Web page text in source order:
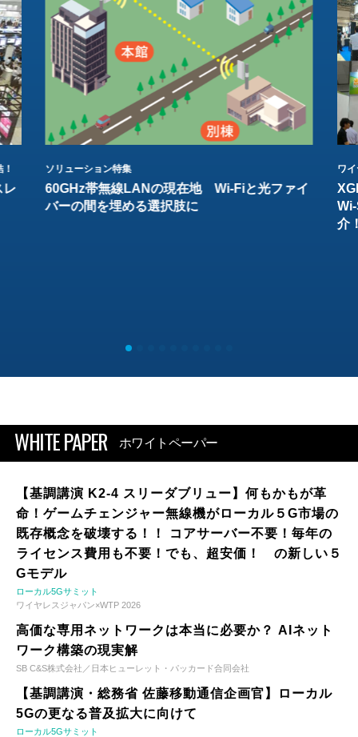
レ
ソリューション特集
60GHz帯無線LANの現在地 Wi-Fiと光ファイ
バーの間を埋める選択肢に
ワ
介
WHITE PAPER ホワイトペーパー
【基調講演 K2-4 スリーダブリュー】何もかもが革
命！ゲームチェンジャー無線機がローカル５G市場の
既存概念を破壊する！！ コアサーバー不要！毎年の
ライセンス費用も不要！でも、超安価！ の新しい５
Gモデル
ローカル5Gサミット
ワイヤレスジャパン×WTP 2026
高価な専用ネットワークは本当に必要か？ AIネット
ワーク構築の現実解
SB C&S株式会社／日本ヒューレット・パッカード合同会社
【基調講演・総務省 佐藤移動通信企画官】ローカル
5Gの更なる普及拡大に向けて
ローカル5Gサミット